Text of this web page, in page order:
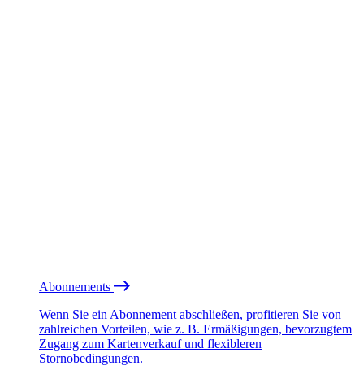
Abonnements
Wenn Sie ein Abonnement abschließen, profitieren Sie von
zahlreichen Vorteilen, wie z. B. Ermäßigungen, bevorzugtem
Zugang zum Kartenverkauf und flexibleren
Stornobedingungen.